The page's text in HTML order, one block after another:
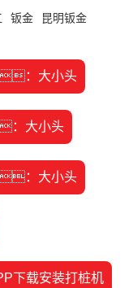
钣金 昆明钣金
：大小头
大小头
：大小头
下载安装打桩机